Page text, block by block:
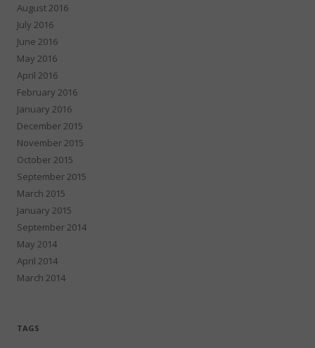
August 2016
July 2016
June 2016
May 2016
April 2016
February 2016
January 2016
December 2015
November 2015
October 2015
September 2015
March 2015
January 2015
September 2014
May 2014
April 2014
March 2014
TAGS